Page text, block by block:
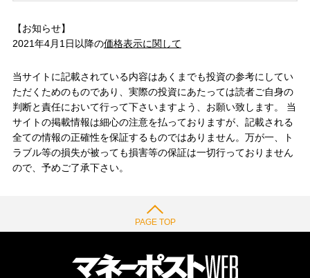
【お知らせ】
2021年4月1日以降の価格表示に関して
当サイトに記載されている内容はあくまでも投資の参考にしてい
ただくためのものであり、実際の投資にあたっては読者ご自身の
判断と責任において行って下さいますよう、お願い致します。 当
サイトの掲載情報は細心の注意を払っておりますが、記載される
全ての情報の正確性を保証するものではありません。万が一、ト
ラブル等の損失が被っても損害等の保証は一切行っておりません
ので、予めご了承下さい。
PAGE TOP